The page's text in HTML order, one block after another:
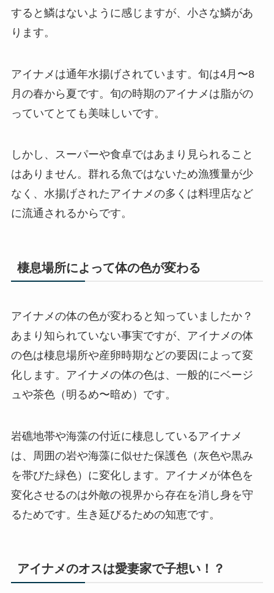
すると鱗はないように感じますが、小さな鱗があ
ります。
アイナメは通年水揚げされています。旬は4月〜8
月の春から夏です。旬の時期のアイナメは脂がの
っていてとても美味しいです。
しかし、スーパーや食卓ではあまり見られること
はありません。群れる魚ではないため漁獲量が少
なく、水揚げされたアイナメの多くは料理店など
に流通されるからです。
棲息場所によって体の色が変わる
アイナメの体の色が変わると知っていましたか？
あまり知られていない事実ですが、アイナメの体
の色は棲息場所や産卵時期などの要因によって変
化します。アイナメの体の色は、一般的にベージ
ュや茶色（明るめ〜暗め）です。
岩礁地帯や海藻の付近に棲息しているアイナメ
は、周囲の岩や海藻に似せた保護色（灰色や黒み
を帯びた緑色）に変化します。アイナメが体色を
変化させるのは外敵の視界から存在を消し身を守
るためです。生き延びるための知恵です。
アイナメのオスは愛妻家で子想い！？